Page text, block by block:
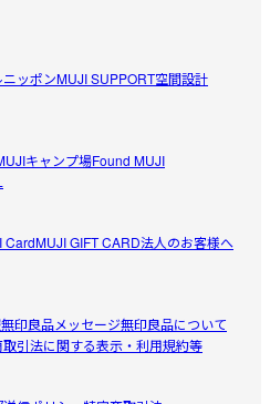
ッポンMUJI SUPPORT空間設計
キャンプ場Found MUJI
CardMUJI GIFT CARD法人のお客様へ
無印良品メッセージ無印良品について
引法に関する表示・利用規約等